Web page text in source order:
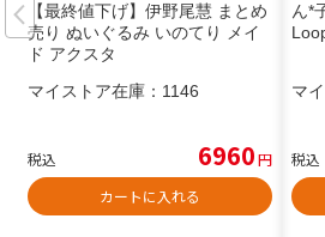
【最終値下げ】伊野尾慧 まとめ
売り ぬいぐるみ いのてり メイ
ド アクスタ
マイストア在庫： 1146
税込 6960円
カートに入れる
ん*
マ
税込